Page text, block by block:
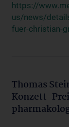
https://
us/news/
fuer-christian-
Thomas
Konzett-